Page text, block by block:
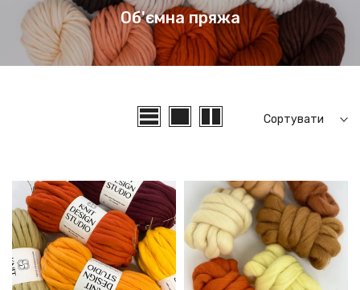
Об'ємна пряжа
Сортувати